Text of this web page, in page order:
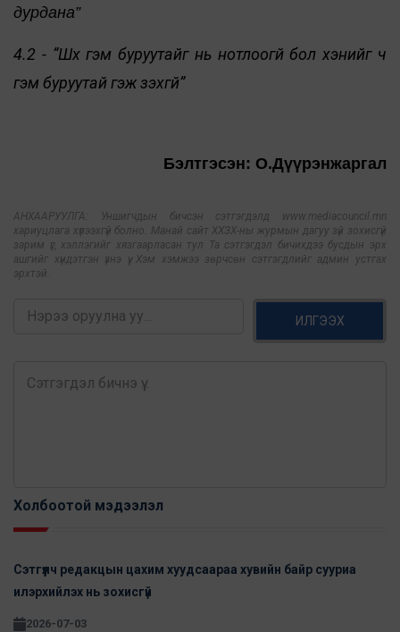
дурдана”
4.2 - “Шүүх гэм буруутайг нь нотлоогүй бол хэнийг ч
гэм буруутай гэж үзэхгүй”
Бэлтгэсэн: О.Дүүрэнжаргал
АНХААРУУЛГА: Уншигчдын бичсэн сэтгэгдэлд www.mediacouncil.mn
хариуцлага хүлээхгүй болно. Манай сайт ХХЗХ-ны журмын дагуу зүй зохисгүй
зарим үг, хэллэгийг хязгаарласан тул Та сэтгэгдэл бичихдээ бусдын эрх
ашгийг хүндэтгэн үзнэ үү. Хэм хэмжээ зөрчсөн сэтгэгдлийг админ устгах
эрхтэй.
ИЛГЭЭХ
Холбоотой мэдээлэл
Сэтгүүлч редакцын цахим хуудсаараа хувийн байр сууриа
илэрхийлэх нь зохисгүй
2026-07-03